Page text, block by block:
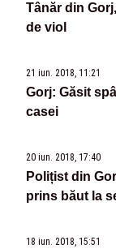
Tânăr din
de viol
21 iun. 2018, 11:21
Gorj: Găsit
casei
20 iun. 2018, 17:40
Polițist din
prins băut la
18 iun. 2018, 15:51